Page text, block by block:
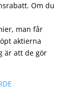
Om du
man får
aktierna
är att de gör